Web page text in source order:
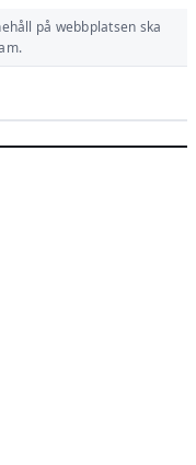
på webbplatsen ska